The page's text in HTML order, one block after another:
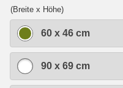
(Breite x Höhe)
60 x 46 cm
90 x 69 cm